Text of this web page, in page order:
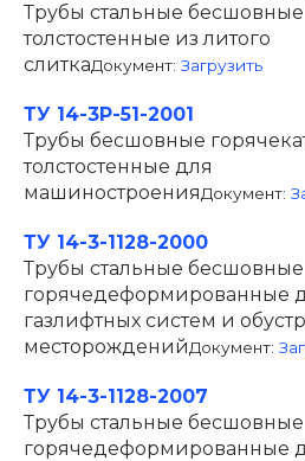
Трубы стальные
толстостенные из литого
слиткаДокумент: Загрузить
ТУ 14-3Р-51-2001
Трубы бесшовные
толстостенные для
машиностроенияДокумент:
ТУ 14-3-1128-2000
Трубы стальные бесшовные
горячедеформированные
газлифтных систем и
месторожденийДокумент:
ТУ 14-3-1128-2007
Трубы стальные бесшовные
горячедеформированные